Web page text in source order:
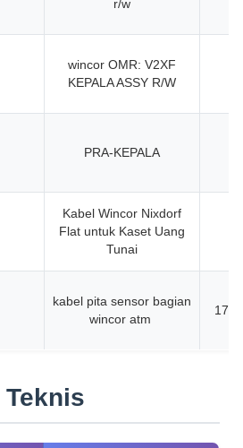
r/w
wincor OMR: V2XF
KEPALA ASSY R/W
PRA-KEPALA
Kabel Wincor Nixdorf
Flat untuk Kaset Uang
Tunai
kabel pita sensor bagian
wincor atm